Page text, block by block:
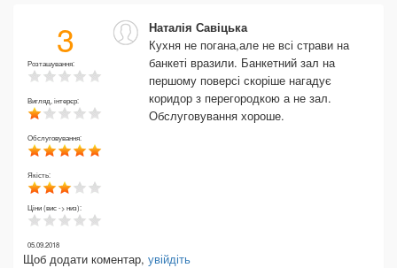
3
Розташування:
Вигляд, інтерєр:
Обслуговування:
Якість:
Ціни (вис -> низ):
Наталія Савіцька
Кухня не погана,але не всі страви на
банкеті вразили. Банкетний зал на
першому поверсі скоріше нагадує
коридор з перегородкою а не зал.
Обслуговування хороше.
05.09.2018
Щоб додати коментар, увійдіть